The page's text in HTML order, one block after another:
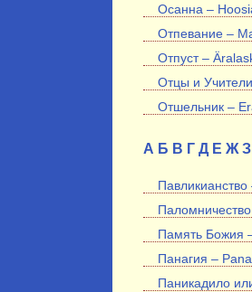
Осанна –
Отпевание –
Отпуст –
Отцы и
Отшельник –
А Б В Г Д Е Ж З
Память Божия
Панагия –
Паникадило